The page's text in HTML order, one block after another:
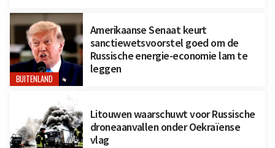
BUITENLAND
Amerikaanse Senaat keurt
sanctiewetsvoorstel goed om de
Russische energie-economie lam te
leggen
Litouwen waarschuwt voor Russische
droneaanvallen onder Oekraïense
vlag